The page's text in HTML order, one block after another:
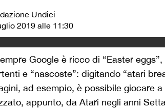
Undici
2019 alle 11:30
Google è ricco di “Easter
e “nascoste”: digitando “atari
ad esempio, è possibile giocare a
appunto, da Atari negli anni